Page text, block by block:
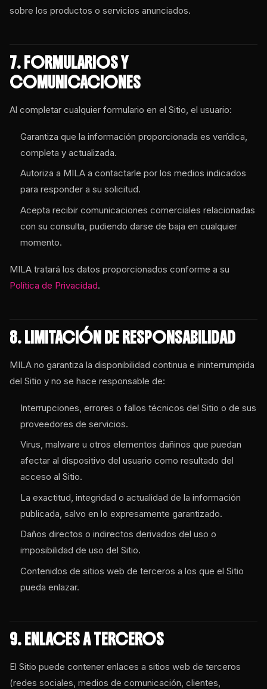
sobre los productos o servicios anunciados.
7. FORMULARIOS Y
COMUNICACIONES
Al completar cualquier formulario en el Sitio, el usuario:
Garantiza que la información proporcionada es verídica,
completa y actualizada.
Autoriza a MILA a contactarle por los medios indicados
para responder a su solicitud.
Acepta recibir comunicaciones comerciales relacionadas
con su consulta, pudiendo darse de baja en cualquier
momento.
MILA tratará los datos proporcionados conforme a su
Política de Privacidad.
8. LIMITACIÓN DE RESPONSABILIDAD
MILA no garantiza la disponibilidad continua e ininterrumpida
del Sitio y no se hace responsable de:
Interrupciones, errores o fallos técnicos del Sitio o de sus
proveedores de servicios.
Virus, malware u otros elementos dañinos que puedan
afectar al dispositivo del usuario como resultado del
acceso al Sitio.
La exactitud, integridad o actualidad de la información
publicada, salvo en lo expresamente garantizado.
Daños directos o indirectos derivados del uso o
imposibilidad de uso del Sitio.
Contenidos de sitios web de terceros a los que el Sitio
pueda enlazar.
9. ENLACES A TERCEROS
El Sitio puede contener enlaces a sitios web de terceros
(redes sociales, medios de comunicación, clientes,